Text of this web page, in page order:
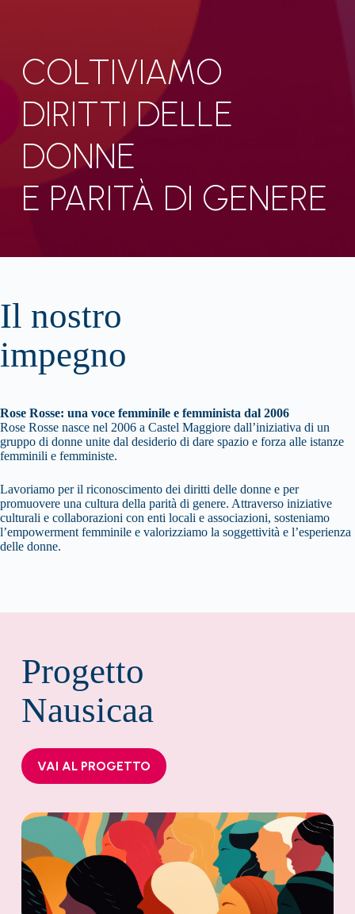
COLTIVIAMO
DIRITTI DELLE
DONNE
E PARITÀ DI GENERE
Il nostro
impegno
Rose Rosse: una voce femminile e femminista dal 2006
Rose Rosse nasce nel 2006 a Castel Maggiore dall’iniziativa di un
gruppo di donne unite dal desiderio di dare spazio e forza alle istanze
femminili e femministe.
Lavoriamo per il riconoscimento dei diritti delle donne e per
promuovere una cultura della parità di genere. Attraverso iniziative
culturali e collaborazioni con enti locali e associazioni, sosteniamo
l’empowerment femminile e valorizziamo la soggettività e l’esperienza
delle donne.
Progetto
Nausicaa
VAI AL PROGETTO